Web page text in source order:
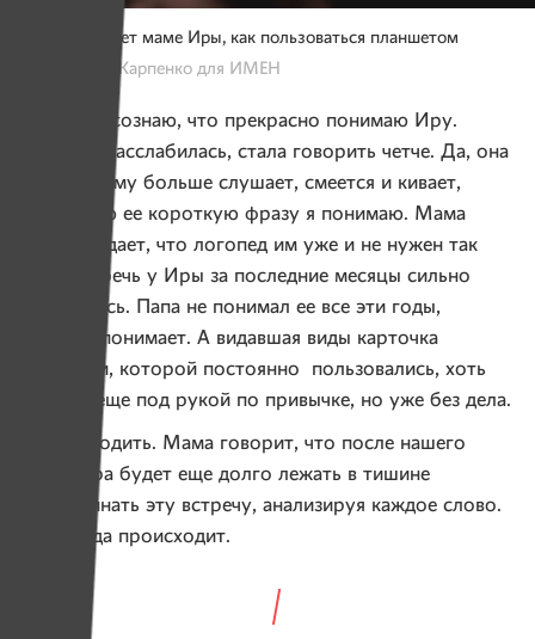
Катя объясняет маме Иры, как пользоваться планшетом
Фото: Юлия Карпенко для ИМЕН
Я вдруг осознаю, что прекрасно понимаю Иру.
Девушка расслабилась, стала говорить четче. Да, она
по-прежнему больше слушает, смеется и кивает,
но каждую ее короткую фразу я понимаю. Мама
подтверждает, что логопед им уже и не нужен так
остро — речь у Иры за последние месяцы сильно
улучшилась. Папа не понимал ее все эти годы,
а теперь понимает. А видавшая виды карточка
с буквами, которой постоянно пользовались, хоть
и лежит еще под рукой по привычке, но уже без дела.
Время уходить. Мама говорит, что после нашего
ухода Ира будет еще долго лежать в тишине
и вспоминать эту встречу, анализируя каждое слово.
Так всегда происходит.